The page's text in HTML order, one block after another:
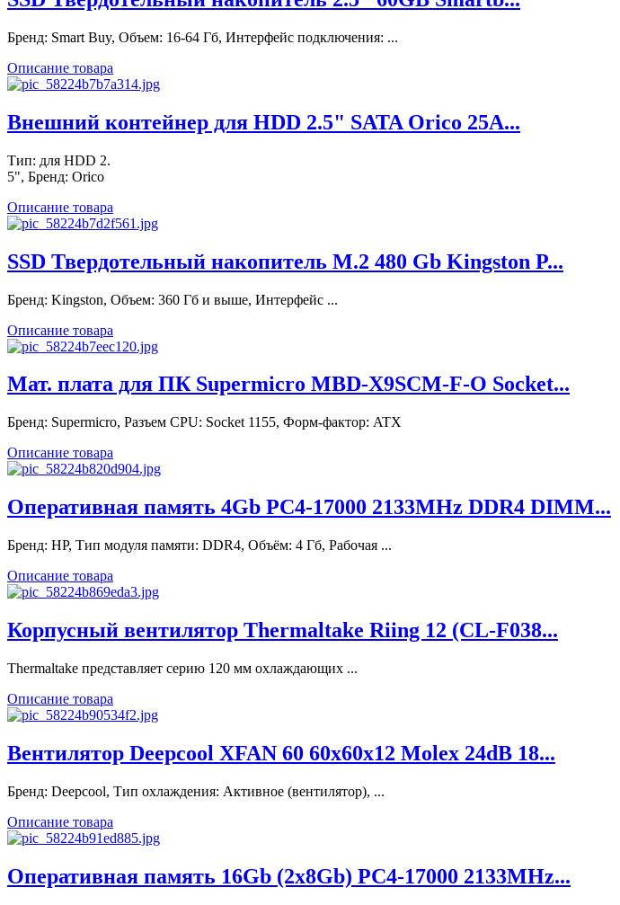
Бренд: Smart Buy, Объем: 16-64 Гб, Интерфейс подключения: ...
Описание товара
Внешний контейнер для HDD 2.5" SATA Orico 25A...
Тип: для HDD 2.
5", Бренд: Orico
Описание товара
SSD Твердотельный накопитель M.2 480 Gb Kingston P...
Бренд: Kingston, Объем: 360 Гб и выше, Интерфейс ...
Описание товара
Мат. плата для ПК Supermicro MBD-X9SCM-F-O Socket...
Бренд: Supermicro, Разъем CPU: Socket 1155, Форм-фактор: ATX
Описание товара
Оперативная память 4Gb PC4-17000 2133MHz DDR4 DIMM...
Бренд: HP, Тип модуля памяти: DDR4, Объём: 4 Гб, Рабочая ...
Описание товара
Корпусный вентилятор Thermaltake Riing 12 (CL-F038...
Thermaltake представляет серию 120 мм охлаждающих ...
Описание товара
Вентилятор Deepcool XFAN 60 60x60x12 Molex 24dB 18...
Бренд: Deepcool, Тип охлаждения: Активное (вентилятор), ...
Описание товара
Оперативная память 16Gb (2x8Gb) PC4-17000 2133MHz...